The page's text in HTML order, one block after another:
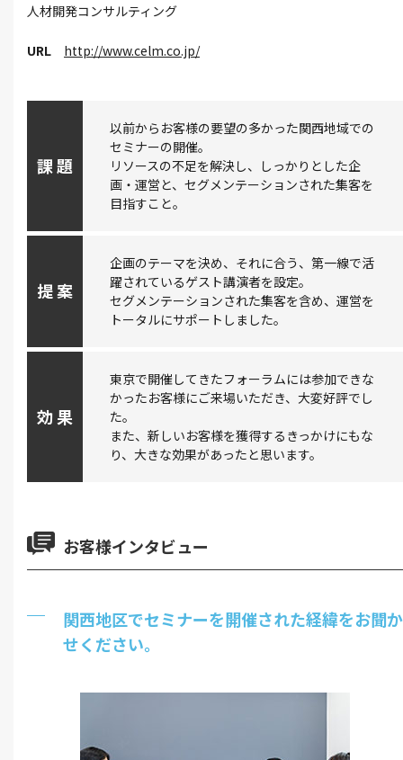
人材開発コンサルティング
URL http://www.celm.co.jp/
課 題
以前からお客様の要望の多かった関西地域での
セミナーの開催。
リソースの不足を解決し、しっかりとした企
画・運営と、セグメンテーションされた集客を
目指すこと。
提 案
企画のテーマを決め、それに合う、第一線で活
躍されているゲスト講演者を設定。
セグメンテーションされた集客を含め、運営を
トータルにサポートしました。
効 果
東京で開催してきたフォーラムには参加できな
かったお客様にご来場いただき、大変好評でし
た。
また、新しいお客様を獲得するきっかけにもな
り、大きな効果があったと思います。
お客様インタビュー
関西地区でセミナーを開催された経緯をお聞か
せください。